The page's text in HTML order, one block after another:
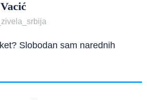
Slobodan sam narednih